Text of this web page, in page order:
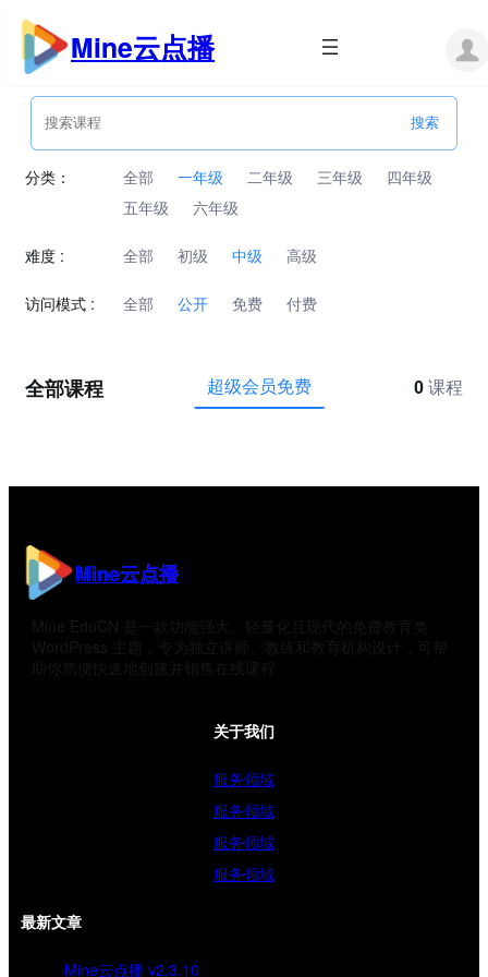
跳
内
Mine云点播
分类： 全部 一年级 二年级 三年级
四年级
五年级
六年级
难度 : 全部 初级 中级 高级
访问模式 : 全部 公开 免费 付费
全部课程 超级会员免费 0 课程
Mine云点播
Mine EduCN 是一款功能强大、轻量化且现代的免费教育类
WordPress 主题，专为独立讲师、教练和教育机构设计，可帮
助你简便快速地创建并销售在线课程
关于我们
服务领域
服务领域
服务领域
服务领域
最新文章
Mine云点播 v2.3.10